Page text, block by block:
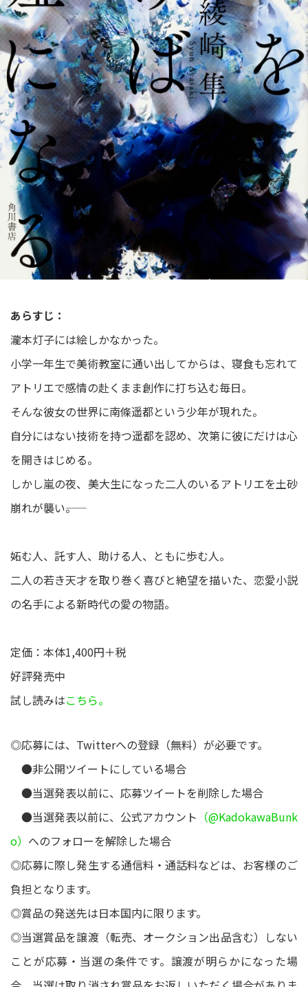
あらすじ：
瀧本灯子には絵しかなかった。
小学一年生で美術教室に通い出してからは、寝食も忘れて
アトリエで感情の赴くまま創作に打ち込む毎日。
そんな彼女の世界に南條遥都という少年が現れた。
自分にはない技術を持つ遥都を認め、次第に彼にだけは心
を開きはじめる。
しかし嵐の夜、美大生になった二人のいるアトリエを土砂
崩れが襲い――。
妬む人、託す人、助ける人、ともに歩む人。
二人の若き天才を取り巻く喜びと絶望を描いた、恋愛小説
の名手による新時代の愛の物語。
定価：本体1,400円＋税
好評発売中
試し読みはこちら。
◎応募には、Twitterへの登録（無料）が必要です。
●非公開ツイートにしている場合
●当選発表以前に、応募ツイートを削除した場合
●当選発表以前に、公式アカウント （@KadokawaBunk
o） へのフォローを解除した場合
◎応募に際し発生する通信料・通話料などは、お客様のご
負担となります。
◎賞品の発送先は日本国内に限ります。
◎当選賞品を譲渡（転売、オークション出品含む）しない
ことが応募・当選の条件です。譲渡が明らかになった場